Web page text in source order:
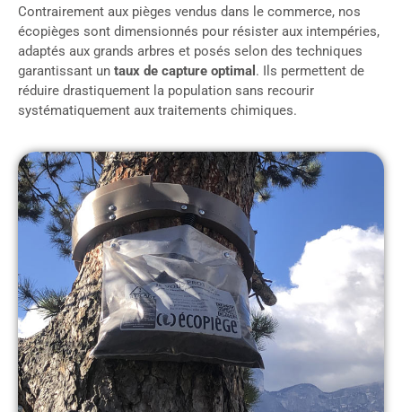
Contrairement aux pièges vendus dans le commerce, nos
écopièges sont dimensionnés pour résister aux intempéries,
adaptés aux grands arbres et posés selon des techniques
garantissant un taux de capture optimal . Ils permettent de
réduire drastiquement la population sans recourir
systématiquement aux traitements chimiques.